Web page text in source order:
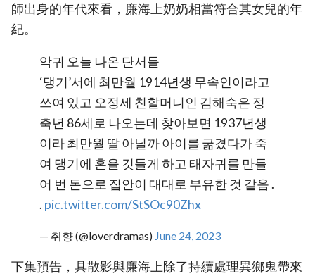
師出身的年代來看，廉海上奶奶相當符合其女兒的年
紀。
악귀 오늘 나온 단서들
‘댕기’서에 최만월 1914년생 무속인이라고
쓰여 있고 오정세 친할머니인 김해숙은 정
축년 86세로 나오는데 찾아보면 1937년생
이라 최만월 딸 아닐까 아이를 굶겼다가 죽
여 댕기에 혼을 깃들게 하고 태자귀를 만들
어 번 돈으로 집안이 대대로 부유한 것 같음 .
. pic.twitter.com/StSOc90Zhx
— 취향 (@loverdramas) June 24, 2023
下集預告，具散影與廉海上除了持續處理異鄉鬼帶來